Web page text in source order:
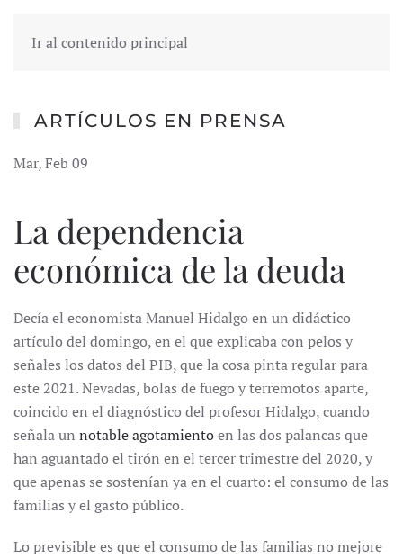
Ir al contenido principal
ARTÍCULOS EN PRENSA
Mar, Feb 09
La dependencia
económica de la deuda
Decía el economista Manuel Hidalgo en un didáctico
artículo del domingo, en el que explicaba con pelos y
señales los datos del PIB, que la cosa pinta regular para
este 2021. Nevadas, bolas de fuego y terremotos aparte,
coincido en el diagnóstico del profesor Hidalgo, cuando
señala un notable agotamientoen las dos palancas que
han aguantado el tirón en el tercer trimestre del 2020, y
que apenas se sostenían ya en el cuarto: el consumo de las
familias y el gasto público.
Lo previsible es que el consumo de las familias no mejore